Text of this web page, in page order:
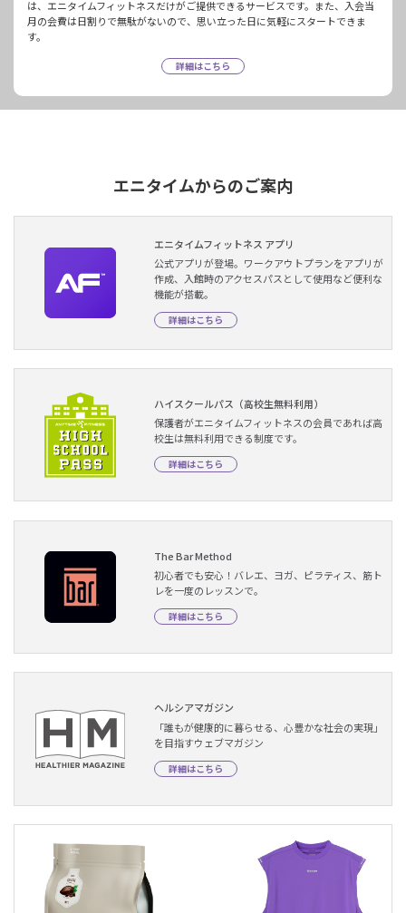
は、エニタイムフィットネスだけがご提供できるサービスです。また、入会当
月の会費は日割りで無駄がないので、思い立った日に気軽にスタートできま
す。
詳細はこちら
エニタイムからのご案内
エニタイムフィットネス アプリ
公式アプリが登場。ワークアウトプランをアプリが
作成、入館時のアクセスパスとして使用など便利な
機能が搭載。
詳細はこちら
ハイスクールパス（高校生無料利用）
保護者がエニタイムフィットネスの会員であれば高
校生は無料利用できる制度です。
詳細はこちら
The Bar Method
初心者でも安心！バレエ、ヨガ、ピラティス、筋ト
レを一度のレッスンで。
詳細はこちら
ヘルシアマガジン
「誰もが健康的に暮らせる、心豊かな社会の実現」
を目指すウェブマガジン
詳細はこちら